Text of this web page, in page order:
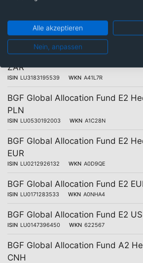
BGF Global Allocation Fund B2
ISIN LU2940471076 WKN A40VNZ
BGF Global Allocation Fund B11
ZAR
ISIN LU3183195539 WKN A41L7R
BGF Global Allocation Fund E2
PLN
ISIN LU0530192003 WKN A1C28N
BGF Global Allocation Fund E2
EUR
ISIN LU0212926132 WKN A0D9QE
BGF Global Allocation Fund E2
ISIN LU0171283533 WKN A0NHA4
BGF Global Allocation Fund E2
ISIN LU0147396450 WKN 622567
BGF Global Allocation Fund A2
CNH
Alle akzeptieren
Nein, anpassen